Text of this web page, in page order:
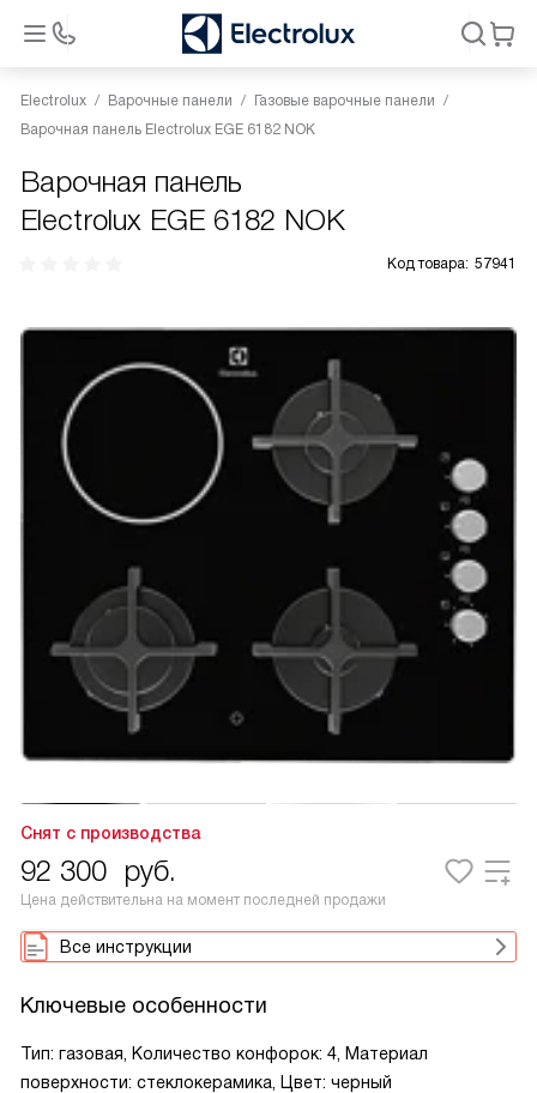
Electrolux Варочные панели
Газовые варочные панели
Варочная панель Electrolux EGE 6182 NOK
Варочная панель
Electrolux EGE 6182 NOK
Код товара: 57941
Снят с производства
92 300 руб.
Цена действительна на момент последней продажи
Все инструкции
Ключевые особенности
Тип: газовая, Количество конфорок: 4, Материал
поверхности: стеклокерамика, Цвет: черный